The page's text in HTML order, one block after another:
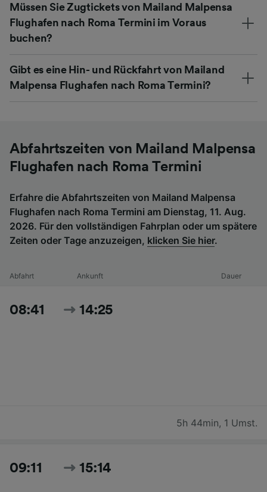
Müssen Sie Zugtickets von Mailand Malpensa
Flughafen nach Roma Termini im Voraus
buchen?
Gibt es eine Hin- und Rückfahrt von Mailand
Malpensa Flughafen nach Roma Termini?
Abfahrtszeiten von Mailand Malpensa
Flughafen nach Roma Termini
Erfahre die Abfahrtszeiten von Mailand Malpensa
Flughafen nach Roma Termini am Dienstag, 11. Aug.
2026. Für den vollständigen Fahrplan oder um spätere
Zeiten oder Tage anzuzeigen, klicken Sie hier.
Abfahrt Ankunft Dauer
08:41 14:25
5h 44min, 1 Umst.
09:11 15:14